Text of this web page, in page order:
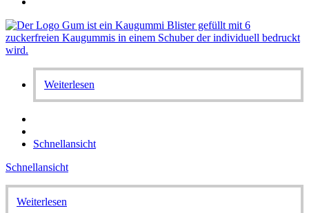
Weiterlesen
Schnellansicht
Schnellansicht
Weiterlesen